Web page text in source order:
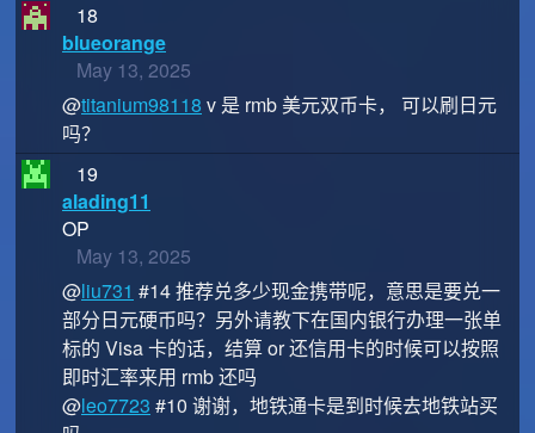
18
blueorange
May 13, 2025
@titanium98118 v 是 rmb 美元双币卡， 可以刷日元
吗？
19
alading11
OP
May 13, 2025
@liu731 #14 推荐兑多少现金携带呢，意思是要兑一
部分日元硬币吗？另外请教下在国内银行办理一张单
标的 Visa 卡的话，结算 or 还信用卡的时候可以按照
即时汇率来用 rmb 还吗
@leo7723 #10 谢谢，地铁通卡是到时候去地铁站买